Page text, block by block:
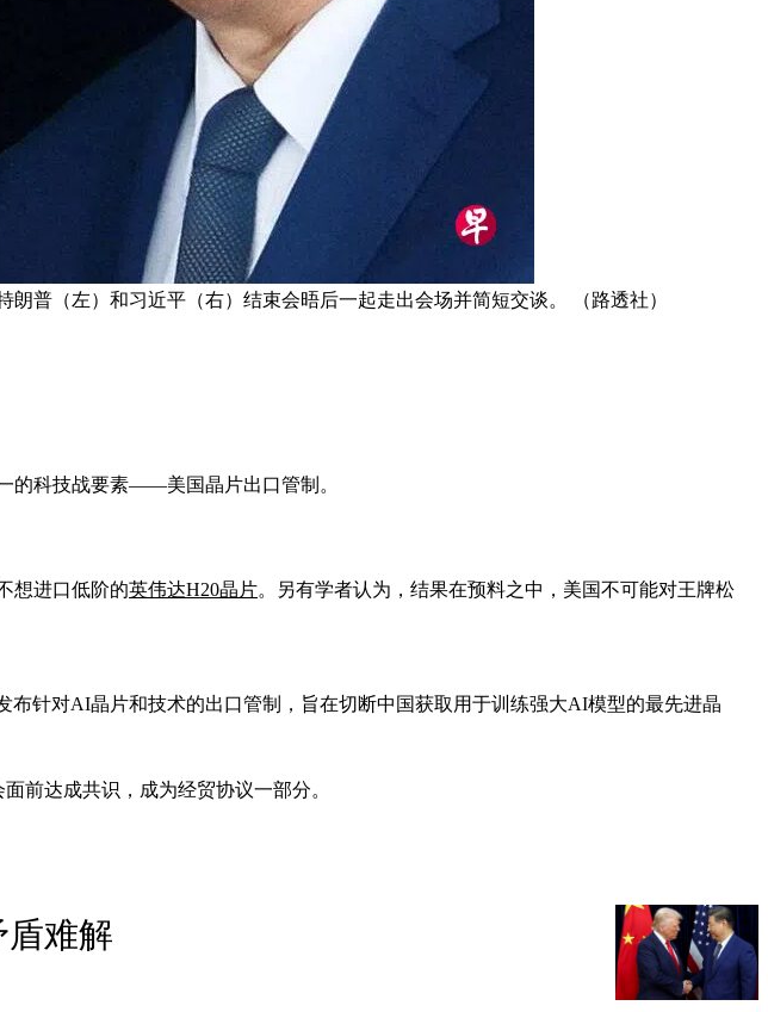
普（左）和习近平（右）结束会晤后一起走出会场并简短交谈。 （路透社）
的科技战要素——美国晶片出口管制。
想进口低阶的英伟达H20晶片。另有学者认为，结果在预料之中，美国不可能对王牌松
布针对AI晶片和技术的出口管制，旨在切断中国获取用于训练强大AI模型的最先进晶
前达成共识，成为经贸协议一部分。
盾难解